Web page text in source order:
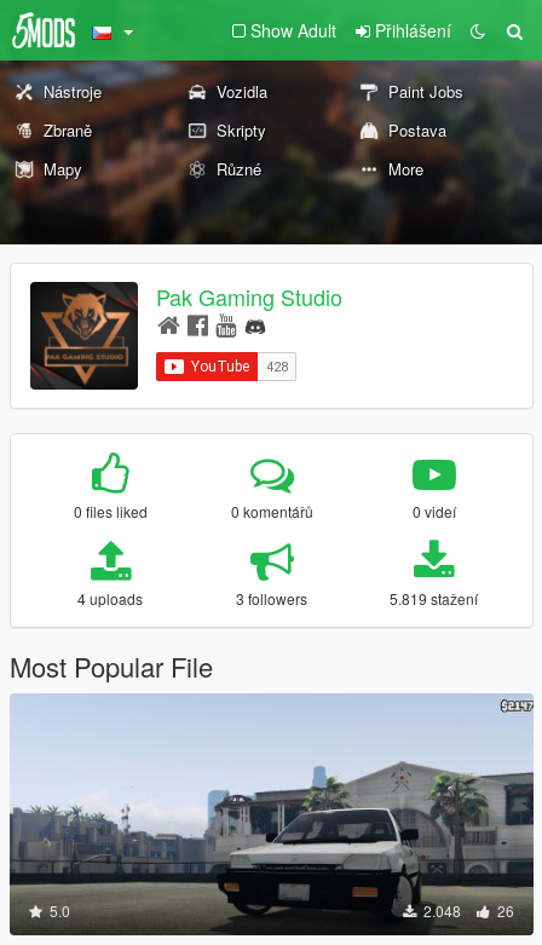
Show Adult Přihlášení
Nástroje Vozidla
Paint Jobs
Zbraně
Skripty
Postava
Mapy
Různé More
Pak Gaming Studio
0 files liked 0 komentářů 0 videí
4 uploads 3 followers 5.819 stažení
Most Popular File
5.0 2.048 26